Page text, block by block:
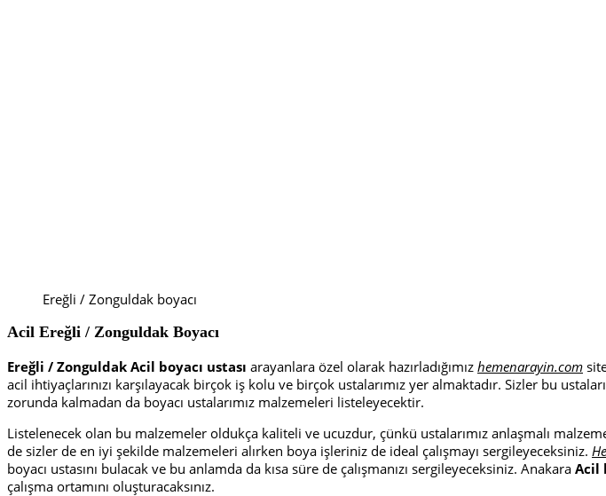
Ereğli / Zonguldak boyacı
Acil Ereğli / Zonguldak Boyacı
Ereğli / Zonguldak Acil boyacı ustası arayanlara özel olarak hazırladığımız hemenarayin.com
acil ihtiyaçlarınızı karşılayacak birçok iş kolu ve birçok ustalarımız yer almaktadır. Sizler bu
zorunda kalmadan da boyacı ustalarımız malzemeleri listeleyecektir.
Listelenecek olan bu malzemeler oldukça kaliteli ve ucuzdur, çünkü ustalarımız anlaşmalı
de sizler de en iyi şekilde malzemeleri alırken boya işleriniz de ideal çalışmayı sergileyeceksiniz.
boyacı ustasını bulacak ve bu anlamda da kısa süre de çalışmanızı sergileyeceksiniz. Anakara Acil
çalışma ortamını oluşturacaksınız.